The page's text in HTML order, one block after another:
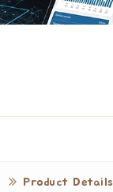
Product Details